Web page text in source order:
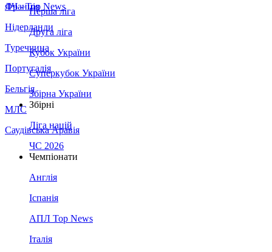
Франція
Нідерланди
Туреччина
Португалія
Бельгія
МЛС
Саудівська Аравія
ЛЧ - Top News
Перша ліга
Друга ліга
Кубок України
Суперкубок України
Збірна України
Збірні
Ліга націй
ЧС 2026
Чемпіонати
Англія
Іспанія
АПЛ Top News
Італія